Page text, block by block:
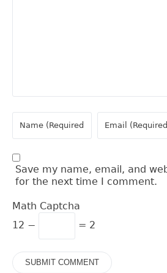
Save my name, email, and
for the next time I comment.
Math Captcha
12 −
= 2